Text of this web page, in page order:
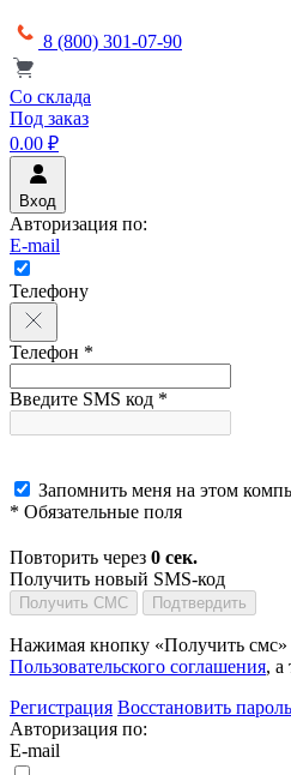
8 (800) 301-07-90
Со склада
Под заказ
0.00 ₽
Вход
Авторизация по:
E-mail
Телефону
Телефон *
Введите SMS код *
Запомнить меня на этом
* Обязательные поля
Повторить через 0 сек.
Получить новый SMS-код
Получить СМС Подтвердить
Нажимая кнопку «Получить смс»
Пользовательского соглашения, а
Регистрация Восстановить пароль
Авторизация по:
E-mail